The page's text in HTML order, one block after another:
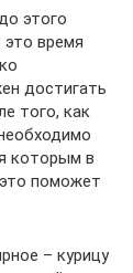
этого
время
достигать
того, как
которым в
поможет
– курицу